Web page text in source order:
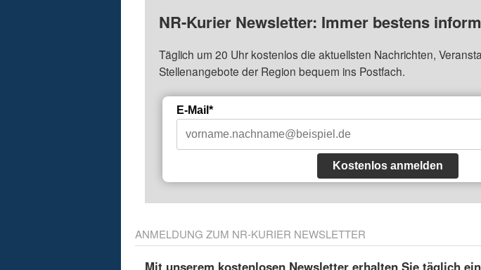
NR-Kurier Newsletter: Immer bestens
Täglich um 20 Uhr kostenlos die aktuellsten Nachrichten,
Stellenangebote der Region bequem ins Postfach.
E-Mail*
Kostenlos anmelden
ANMELDUNG ZUM NR-KURIER NEWSLETTER